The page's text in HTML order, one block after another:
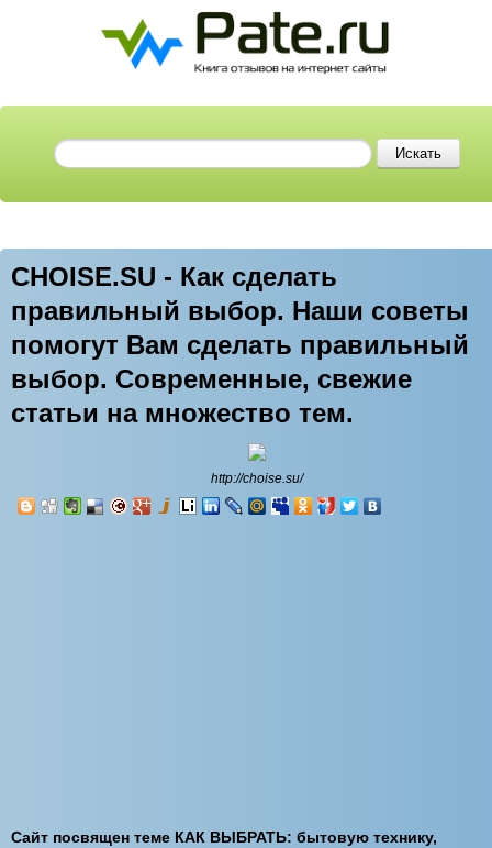
CHOISE.SU - Как сделать
правильный выбор. Наши советы
помогут Вам сделать правильный
выбор. Современные, свежие
статьи на множество тем.
http://choise.su/
Сайт посвящен теме КАК ВЫБРАТЬ: бытовую технику,